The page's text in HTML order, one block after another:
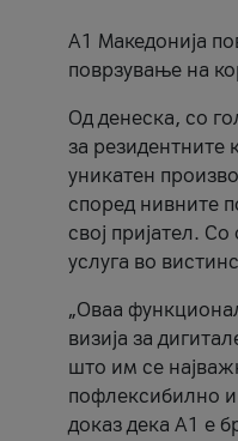
А1 Македонија
поврзување на
Од денеска, со
за резидентните
уникатен
според нивните
свој пријател.
услуга во
„Оваа
визија за
што им се
пофлексибилно и
доказ дека А1 е